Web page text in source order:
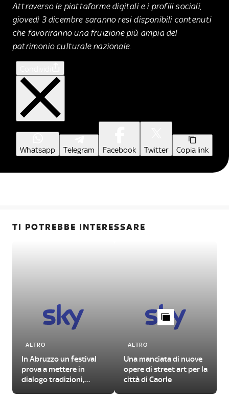
Attraverso le piattaforme digitali e i profili sociali,
giovedì 3 dicembre saranno resi disponibili contenuti
che favoriranno una fruizione più ampia del
patrimonio culturale nazionale.
Whatsapp Telegram Facebook Twitter Copia link
TI POTREBBE INTERESSARE
ALTRO
In Abruzzo un festival
prova a mettere in
dialogo tradizioni,
ALTRO
Una manciata di nuove
opere di street art per la
città di Caorle